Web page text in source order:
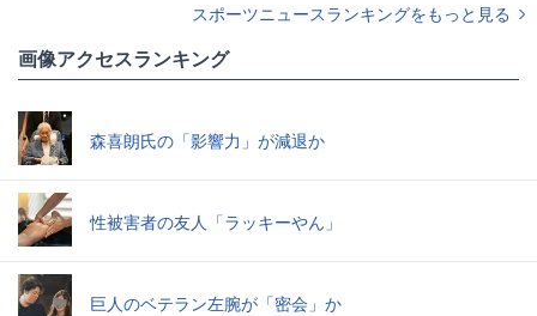
スポーツニュースランキングをもっと見る
画像アクセスランキング
森喜朗氏の「影響力」が減退か
性被害者の友人「ラッキーやん」
巨人のベテラン左腕が「密会」か